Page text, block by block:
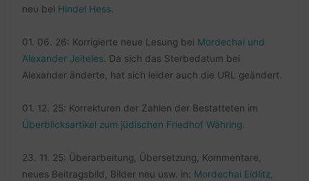
neu bei Hindel Hess.
01. 06. 26: Korrigierte neue Lesung bei Mordechai und
Alexander Jeiteles. Da sich das Sterbedatum bei
Alexander änderte, hat sich leider auch die URL geändert.
01. 12. 25: Korrekturen der Zahlen der Bestatteten im
Überblicksartikel zum jüdischen Friedhof Währing.
23. 11. 25: Überarbeitung, Übersetzung, Kommentare,
neues Beitragsbild, Bilder neu usw. in: Mordechai Eidlitz,